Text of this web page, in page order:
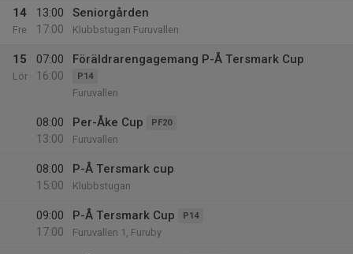
14
Fre
13:00
17:00
Seniorgården
Klubbstugan Furuvallen
15
Lör
07:00
16:00
Föräldrarengagemang P-Å Tersmark Cup
P14
Furuvallen
08:00
13:00
Per-Åke Cup PF20
Furuvallen
08:00
15:00
P-Å Tersmark cup
Klubbstugan
09:00
17:00
P-Å Tersmark Cup P14
Furuvallen 1, Furuby